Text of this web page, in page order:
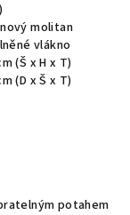
molitan
vlákno
(Š x H x T)
(D x Š x T)
potahem